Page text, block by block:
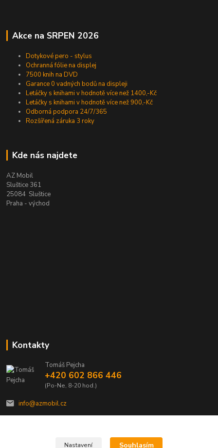
Akce na SRPEN 2026
Dotykové pero - stylus
Ochranná fólie na displej
7500 knih na DVD
Garance 0 vadných bodů na displeji
Letáčky s knihami v hodnotě více než 1400,-Kč
Letáčky s knihami v hodnotě více než 900,-Kč
Odborná podpora 24/7/365
Rozšířená záruka 3 roky
Kde nás najdete
AZ Mobil
Sluštice 361
25084 Sluštice
Praha - východ
Kontakty
Tomáš Pejcha
+420 602 866 446
(Po-Ne, 8-20 hod.)
info@azmobil.cz
Nastavení Souhlasím